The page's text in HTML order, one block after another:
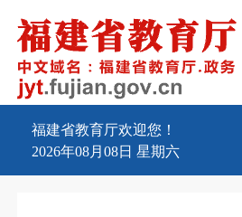
福建省教育厅欢迎您！
2026年08月08日 星期六